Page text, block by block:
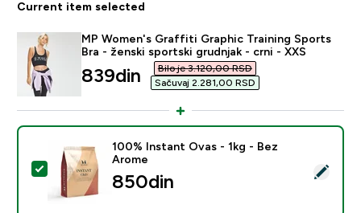
Current item selected
MP Women's Graffiti Graphic Training Sports
Bra - ženski sportski grudnjak - crni - XXS
discounted price
839din‎
Bilo je 3.120,00 RSD‎
Sačuvaj 2.281,00 RSD‎
Select this product - 100% Instant Ovas - 1kg - Bez
100% Instant Ovas - 1kg - Bez
Arome
850din‎